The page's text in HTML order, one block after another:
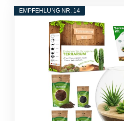
EMPFEHLUNG NR. 14